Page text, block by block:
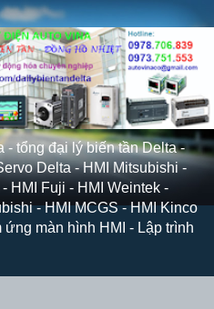
- tổng đại lý biến tần Delta -
Delta - HMI Mitsubishi -
HMI Fuji - HMI Weintek -
- HMI MCGS - HMI Kinco
màn hình HMI - Lập trình